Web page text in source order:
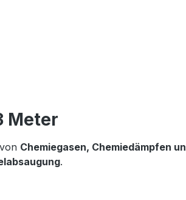
Meter
Chemiegasen, Chemiedämpfen
.